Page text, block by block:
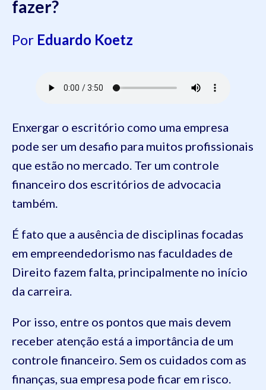
fazer?
Por Eduardo Koetz
Enxergar o escritório como uma empresa
pode ser um desafio para muitos profissionais
que estão no mercado. Ter um controle
financeiro dos escritórios de advocacia
também.
É fato que a ausência de disciplinas focadas
em empreendedorismo nas faculdades de
Direito fazem falta, principalmente no início
da carreira.
Por isso, entre os pontos que mais devem
receber atenção está a importância de um
controle financeiro. Sem os cuidados com as
finanças, sua empresa pode ficar em risco.